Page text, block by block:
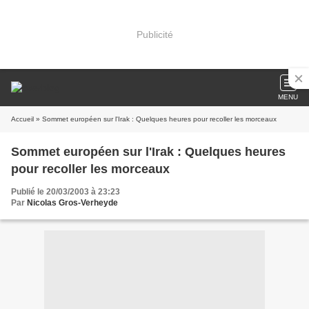
Publicité
MENU
Accueil » Sommet européen sur l'Irak : Quelques heures pour recoller les morceaux
Sommet européen sur l'Irak : Quelques heures
pour recoller les morceaux
Publié le 20/03/2003 à 23:23
Par Nicolas Gros-Verheyde